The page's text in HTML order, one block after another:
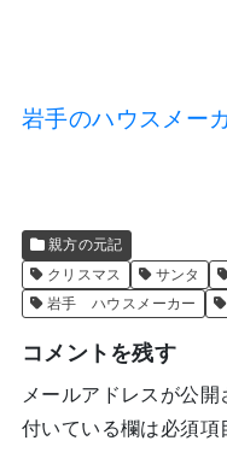
岩手のハウスメー
親方の元記
クリスマス
サンタ
岩手 ハウスメーカー
コメントを残す
メールアドレスが公開
付いている欄は必須項